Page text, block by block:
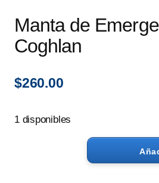
Manta de
Coghlan
$260.00
1 disponibles